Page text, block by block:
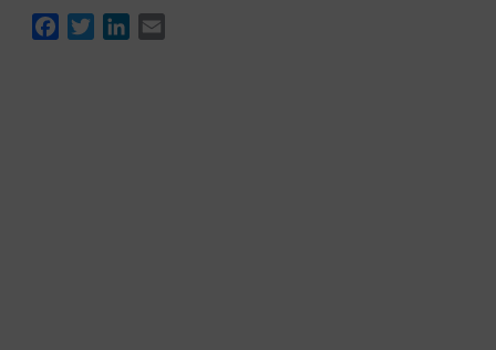
Facebook
TwitterLinkedIn